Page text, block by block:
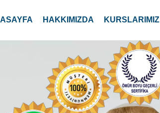
HAKKIMIZDA KURSLARIMIZ